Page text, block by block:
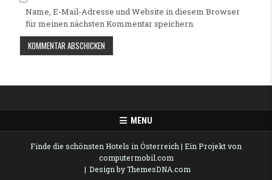
Name, E-Mail-Adresse und Website in diesem Browser
für meinen nächsten Kommentar speichern.
MENU
Finde die schönsten Hotels in Österreich | Ein Projekt von
computermobil.com
Design by ThemesDNA.com